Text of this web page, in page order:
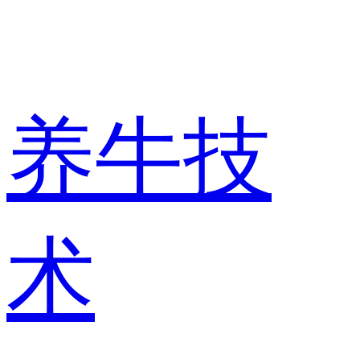
养牛技
术